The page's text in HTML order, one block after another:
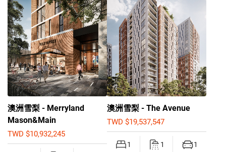
澳洲雪梨 - Merryland
Mason&Main
TWD $10,932,245
澳洲雪梨 - The Avenue
TWD $19,537,547
1 1 1